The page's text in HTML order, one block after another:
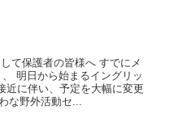
て保護者の皆様へ すでにメ
明日から始まるイングリッ
近に伴い、予定を大幅に変更
な野外活動セ...